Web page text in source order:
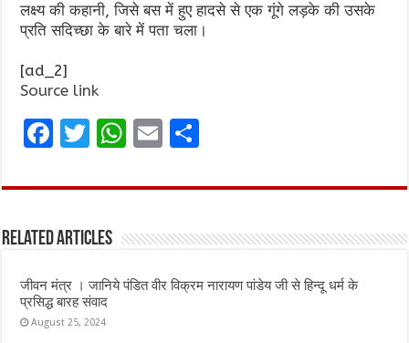
लक्ष्य की कहानी, जिसे बस में हुए हादसे से एक गूंगे लड़के की उसके
प्रति सदिच्छा के बारे में पता चला।
[ad_2]
Source link
F
ce
o
o
k
T
it
r
W
at
A
p
E
ai ar
Related Articles
जीवन मंत्र । जानिये पंडित वीर विक्रम नारायण पांडेय जी से हिन्दू धर्म के
प्रसिद्ध बारह संवाद
August 25, 2024